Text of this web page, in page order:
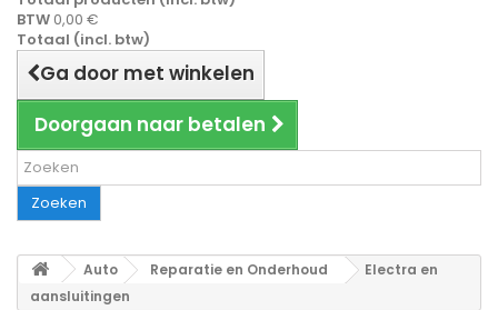
BTW 0,00 €
Totaal (incl. btw)
Ga door met winkelen
Doorgaan naar betalen
Zoeken
Auto Reparatie en Onderhoud
Electra en
aansluitingen